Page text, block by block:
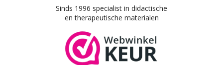
Sinds 1996 specialist in didactische
en therapeutische materialen